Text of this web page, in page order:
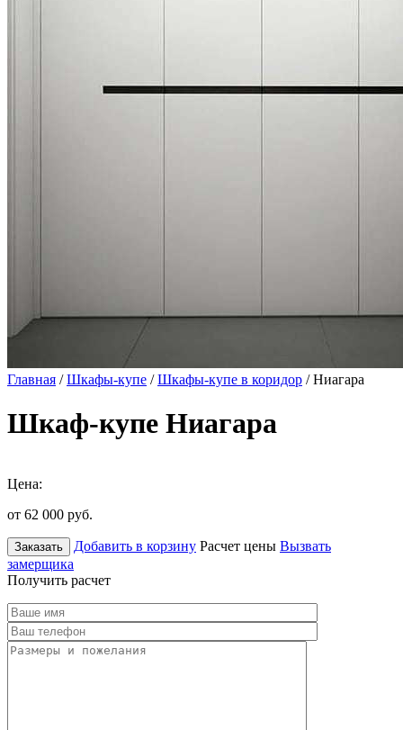
Главная /Шкафы-купе /Шкафы-купе в коридор / Ниагара
Шкаф-купе Ниагара
Цена:
от 62 000 руб.
Заказать Добавить в корзину Расчет цены Вызвать
замерщика
Получить расчет